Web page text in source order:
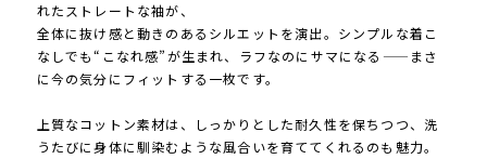
れたストレートな袖が、
全体に抜け感と動きのあるシルエットを演出。シンプルな着こ
なしでも“こなれ感”が生まれ、ラフなのにサマになる——まさ
に今の気分にフィットする一枚です。
上質なコットン素材は、しっかりとした耐久性を保ちつつ、洗
うたびに身体に馴染むような風合いを育ててくれるのも魅力。